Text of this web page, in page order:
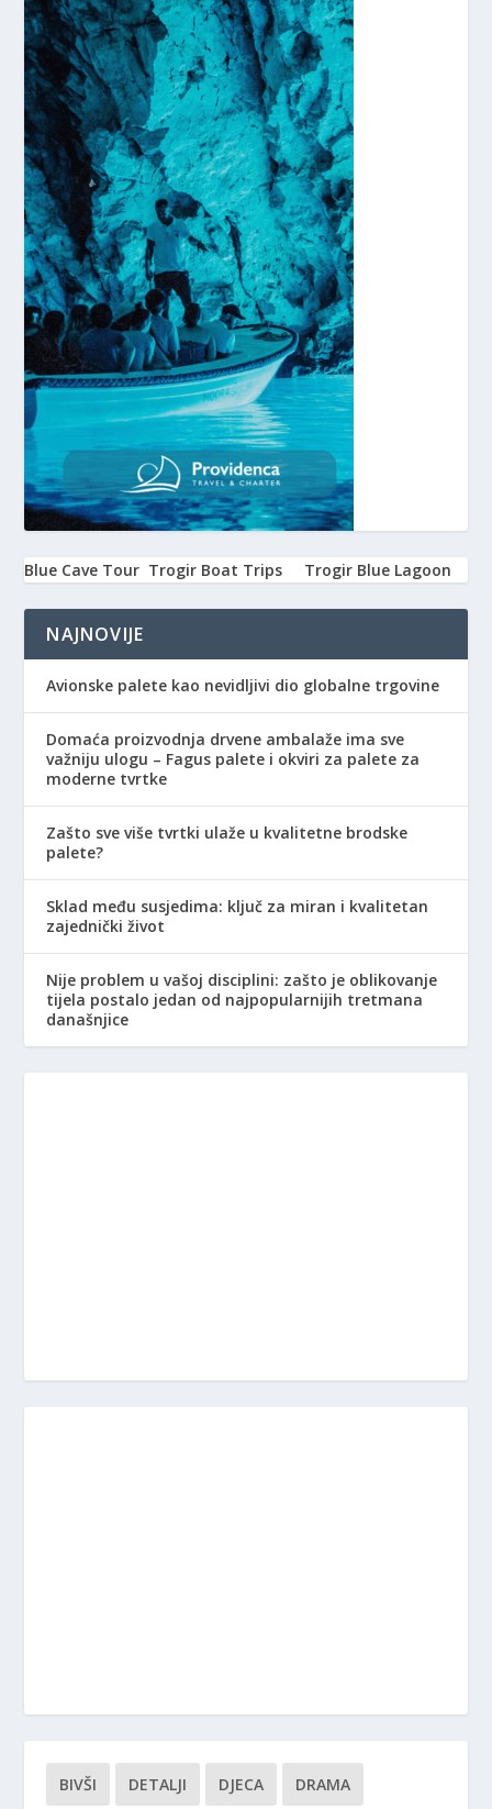
Blue Cave Tour Trogir Boat Trips Trogir Blue Lagoon
NAJNOVIJE
Avionske palete kao nevidljivi dio globalne trgovine
Domaća proizvodnja drvene ambalaže ima sve
važniju ulogu – Fagus palete i okviri za palete za
moderne tvrtke
Zašto sve više tvrtki ulaže u kvalitetne brodske
palete?
Sklad među susjedima: ključ za miran i kvalitetan
zajednički život
Nije problem u vašoj disciplini: zašto je oblikovanje
tijela postalo jedan od najpopularnijih tretmana
današnjice
BIVŠI DETALJI DJECA DRAMA